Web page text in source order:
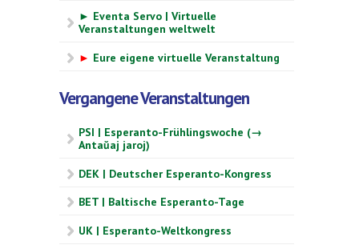
► Eventa Servo | Virtuelle
Veranstaltungen weltwelt
► Eure eigene virtuelle Veranstaltung
Vergangene Veranstaltungen
PSI | Esperanto-Frühlingswoche (→
Antaŭaj jaroj)
DEK | Deutscher Esperanto-Kongress
BET | Baltische Esperanto-Tage
UK | Esperanto-Weltkongress